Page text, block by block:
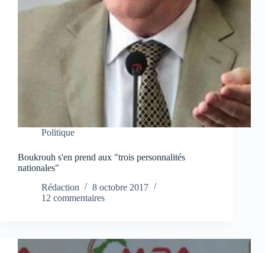
Politique
Boukrouh s'en prend aux "trois personnalités
nationales"
Rédaction
8 octobre 2017
12 commentaires